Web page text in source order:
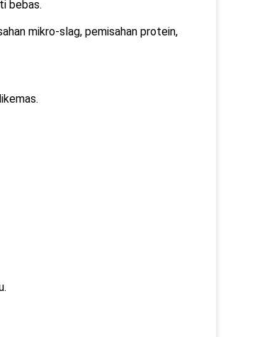
bebas.
mikro-slag, pemisahan protein,